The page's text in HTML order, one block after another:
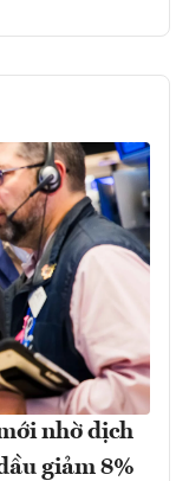
nhờ dịch
giảm 8%